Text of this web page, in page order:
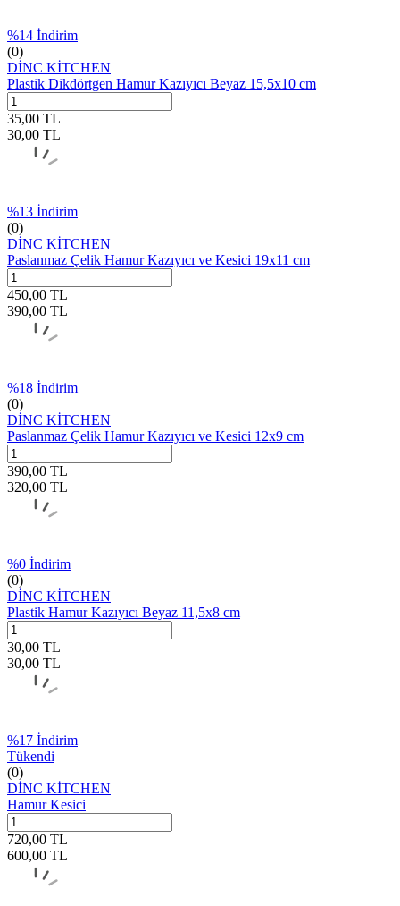
%14 İndirim
(0)
DİNC KİTCHEN
Plastik Dikdörtgen Hamur Kazıyıcı Beyaz 15,5x10 cm
35,00 TL
30,00 TL
%13 İndirim
(0)
DİNC KİTCHEN
Paslanmaz Çelik Hamur Kazıyıcı ve Kesici 19x11 cm
450,00 TL
390,00 TL
%18 İndirim
(0)
DİNC KİTCHEN
Paslanmaz Çelik Hamur Kazıyıcı ve Kesici 12x9 cm
390,00 TL
320,00 TL
%0 İndirim
(0)
DİNC KİTCHEN
Plastik Hamur Kazıyıcı Beyaz 11,5x8 cm
30,00 TL
30,00 TL
%17 İndirim
Tükendi
(0)
DİNC KİTCHEN
Hamur Kesici
720,00 TL
600,00 TL